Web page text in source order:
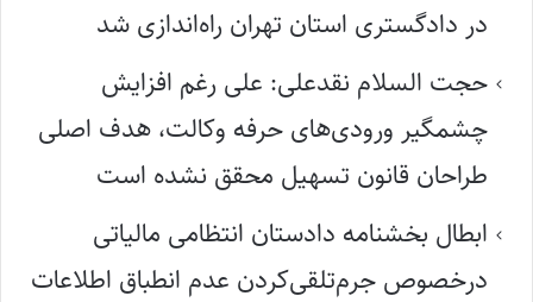
در دادگستری استان تهران راه‌اندازی شد
حجت السلام نقدعلی: علی رغم افزایش
چشمگیر ورودی‌های حرفه وکالت، هدف اصلی
طراحان قانون تسهیل محقق نشده است
ابطال بخشنامه دادستان انتظامی مالیاتی
درخصوص جرم‌تلقی‌کردن عدم انطباق اطلاعات